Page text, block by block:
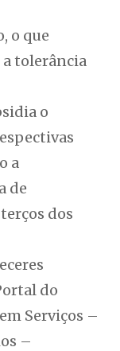
o que
a tolerância
o
a
de
dos
do
Serviços –
–